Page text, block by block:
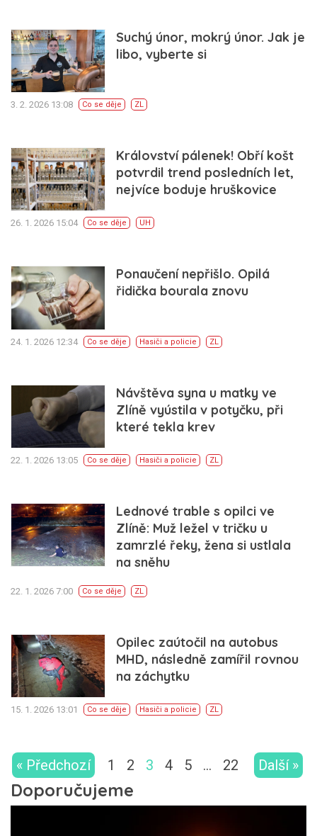
Suchý únor, mokrý únor. Jak je
libo, vyberte si
3. 2. 2026 13:08 Co se děje ZL
Království pálenek! Obří košt
potvrdil trend posledních let,
nejvíce boduje hruškovice
26. 1. 2026 15:04 Co se děje UH
Ponaučení nepřišlo. Opilá
řidička bourala znovu
24. 1. 2026 12:34 Co se děje Hasiči a policie ZL
Návštěva syna u matky ve
Zlíně vyústila v potyčku, při
které tekla krev
22. 1. 2026 13:05 Co se děje Hasiči a policie ZL
Lednové trable s opilci ve
Zlíně: Muž ležel v tričku u
zamrzlé řeky, žena si ustlala
na sněhu
22. 1. 2026 7:00 Co se děje ZL
Opilec zaútočil na autobus
MHD, následně zamířil rovnou
na záchytku
15. 1. 2026 13:01 Co se děje Hasiči a policie ZL
« Předchozí 1 2 3 4 5 … 22 Další »